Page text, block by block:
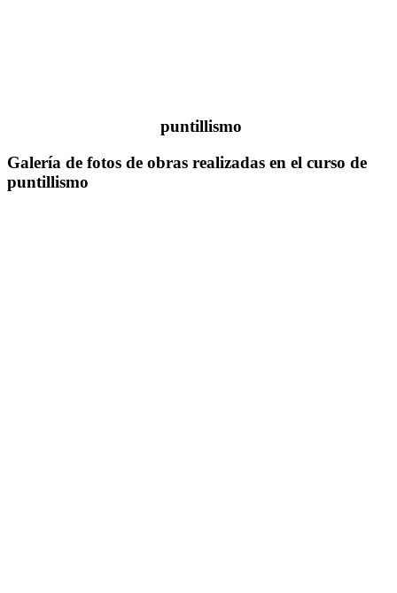
puntillismo
Galería de fotos de obras realizadas en el curso de
puntillismo